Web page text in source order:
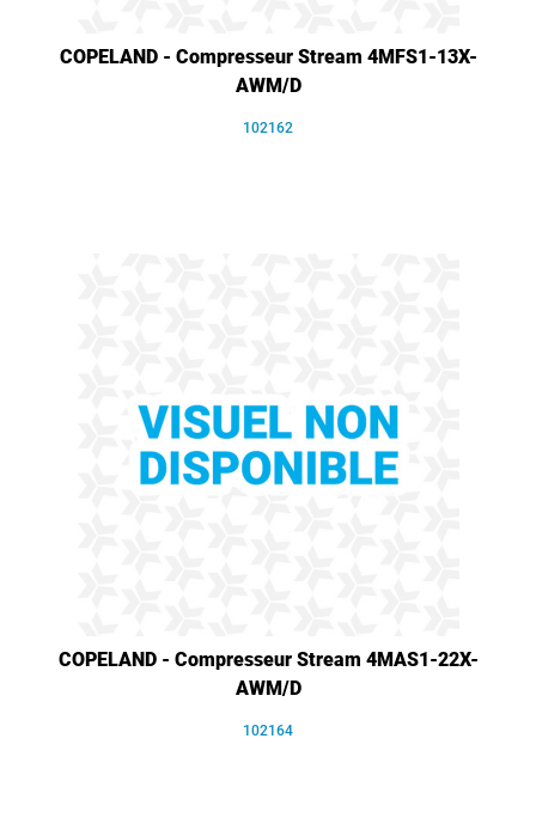
COPELAND - Compresseur Stream 4MFS1-13X-
AWM/D
102162
COPELAND - Compresseur Stream 4MAS1-22X-
AWM/D
102164